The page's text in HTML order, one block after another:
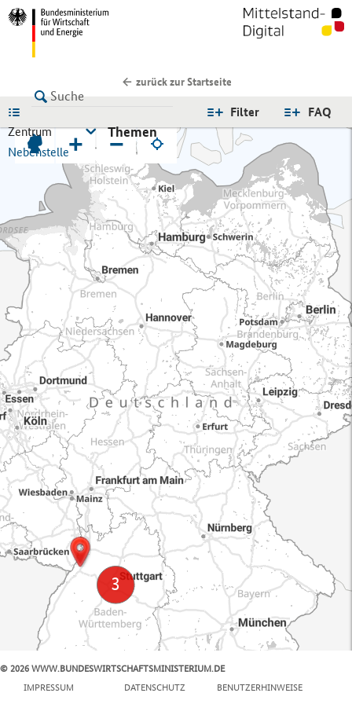
zurück zur Startseite
FAQ
Filter
Zentrum
Nebenstelle
Themen
+ −
© 2026 WWW.BUNDESWIRTSCHAFTSMINISTERIUM.DE
IMPRESSUM
DATENSCHUTZ BENUTZERHINWEISE